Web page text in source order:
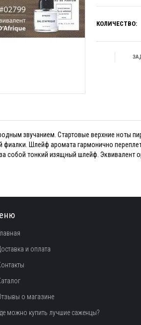
КОЛИЧЕСТВО:
звучанием. Стартовые верхние ноты
фиалки. Шлейф аромата гармонично
собой тонкий изящный шлейф. Эквивалент
и оплата
о магазине
можно купить лучшие саженцы?